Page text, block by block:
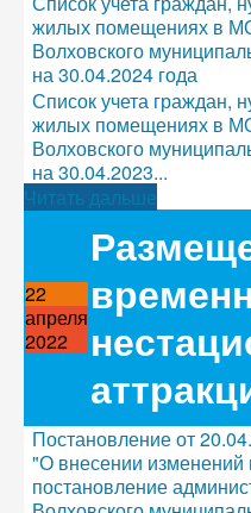
жилых помещениях в
Волховского
на 30.04.2024 года
Список учета граждан,
жилых помещениях в
Волховского
на 30.04.2023...
Читать дальше
22
апреля
2022
Постановление от
"О внесении изменений
постановление